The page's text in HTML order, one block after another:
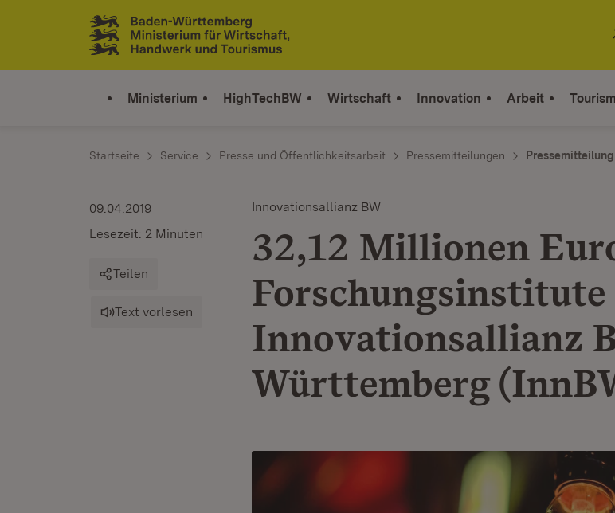
Zum Inhalt springen
Link zur Startseite
Ministerium HighTechBW Wirtschaft Innovation Arbeit
Startseite Service Presse und Öffentlichkeitsarbeit Pressemitteilungen Pressemitteilung
Innovationsallianz BW
32,12 Millionen
Forschungsinstitute
Innovationsallianz
Württemberg
09.04.2019
Lesezeit: 2 Minuten
Teilen
Text vorlesen